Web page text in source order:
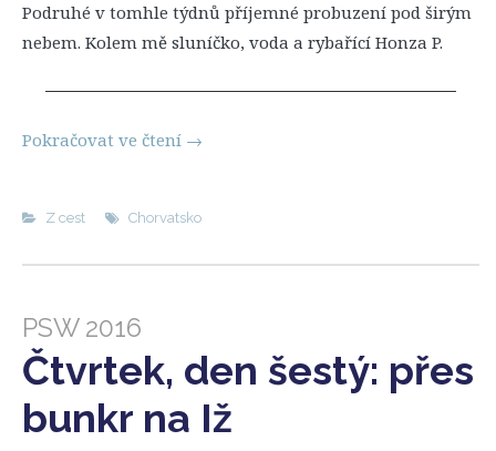
Podruhé v tomhle týdnů příjemné probuzení pod širým
nebem. Kolem mě sluníčko, voda a rybařící Honza P.
Pokračovat ve čtení →
Z cest Chorvatsko
PSW 2016
Čtvrtek, den šestý: přes
bunkr na Iž